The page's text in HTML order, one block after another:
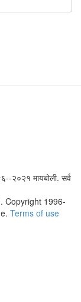
२०२१ मायबोली. सर्व
Copyright 1996-
Terms of use